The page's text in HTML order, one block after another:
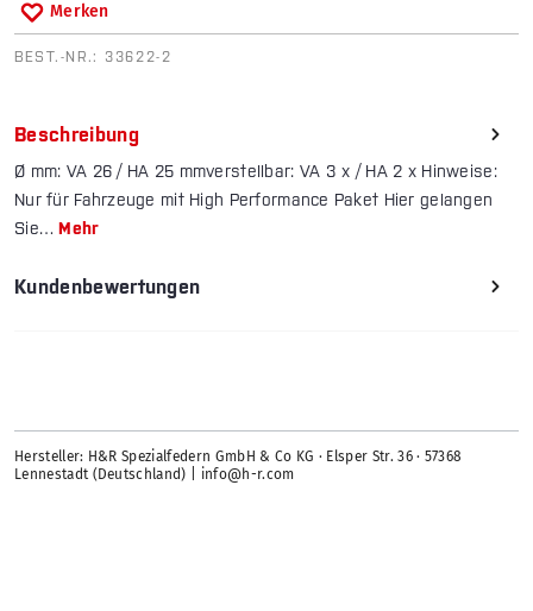
Merken
BEST.-NR.: 33622-2
Beschreibung
Ø mm: VA 26 / HA 25 mmverstellbar: VA 3 x / HA 2 x Hinweise:
Nur für Fahrzeuge mit High Performance Paket Hier gelangen
Sie…Mehr
Kundenbewertungen
Hersteller: H&R Spezialfedern GmbH & Co KG · Elsper Str. 36 · 57368
Lennestadt (Deutschland) | info@h-r.com